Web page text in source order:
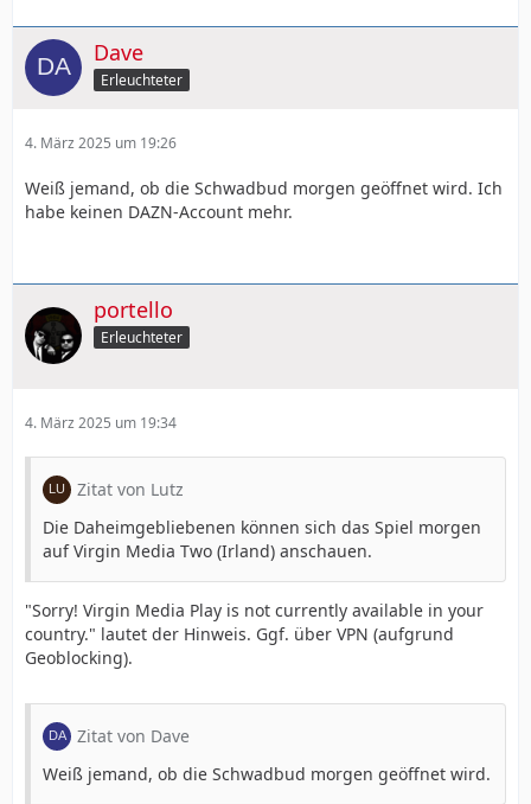
Dave
Erleuchteter
4. März 2025 um 19:26
Weiß jemand, ob die Schwadbud morgen geöffnet wird. Ich
habe keinen DAZN-Account mehr.
portello
Erleuchteter
4. März 2025 um 19:34
Zitat von Lutz
Die Daheimgebliebenen können sich das Spiel morgen
auf Virgin Media Two (Irland) anschauen.
"Sorry! Virgin Media Play is not currently available in your
country." lautet der Hinweis. Ggf. über VPN (aufgrund
Geoblocking).
Zitat von Dave
Weiß jemand, ob die Schwadbud morgen geöffnet wird.